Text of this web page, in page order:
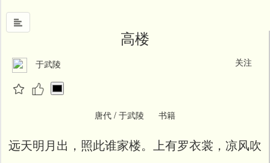
首
文
高楼
关注
于武陵
唐代 / 于武陵 书籍
远天明月出，照此谁家楼。上有罗衣裳，凉风吹